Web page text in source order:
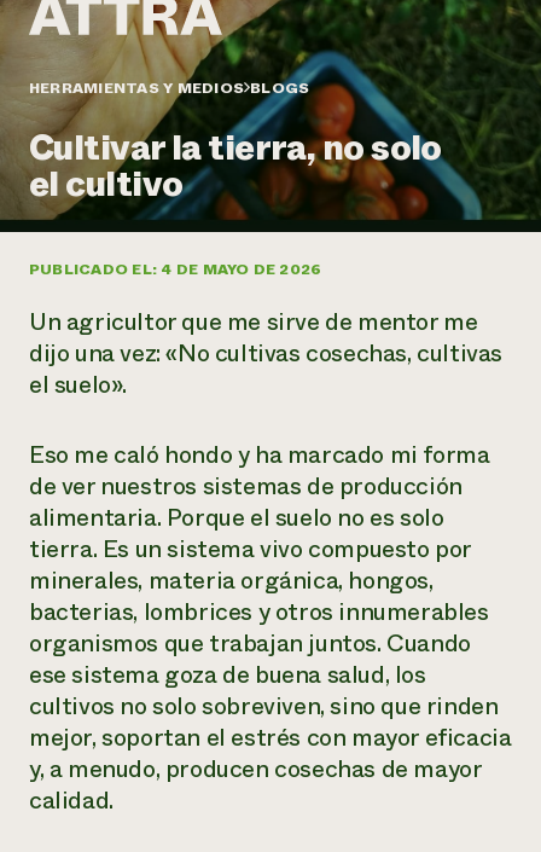
Informes anuales y financieros
Historias de impacto
Informe de
impacto 2024
LEER EL INFORME
Latinos en la agricultura
Sistemas alimentarios locales
Agricultura urbana
Las mujeres en la agricultura
Evento anual de reciclaje de productos electrónicos
Servicios energéticos comerciales
Servicios energéticos residenciales
LIHEAP
Centro de intercambio de información AgriSolar
Blog
Podcasts
Publicaciones
Cursos cortos
Vídeos
Noticias
Buscar prácticas
Contratar a un becario
un
Llame a la
directa de
1-800-346-
Asociaciones empresariales
Donar
Donaciones planificadas
Boletín
Consultas de los medios de comunicación
contribuyen a la
resiliencia de la
comunidad.
HERRAMIENTAS Y MEDIOS BLOGS
Cultivar la tierra, no solo
el cultivo
PUBLICADO EL: 4 DE MAYO DE 2026
Un agricultor que me sirve de mentor me
dijo una vez: «No cultivas cosechas, cultivas
el suelo».
Eso me caló hondo y ha marcado mi forma
de ver nuestros sistemas de producción
alimentaria. Porque el suelo no es solo
tierra. Es un sistema vivo compuesto por
minerales, materia orgánica, hongos,
bacterias, lombrices y otros innumerables
organismos que trabajan juntos. Cuando
ese sistema goza de buena salud, los
cultivos no solo sobreviven, sino que rinden
mejor, soportan el estrés con mayor eficacia
y, a menudo, producen cosechas de mayor
calidad.